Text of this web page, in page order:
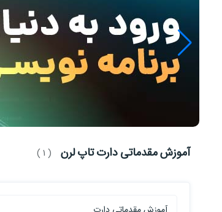
آموزش مقدماتی دارت تاپ لرن ( 1 )